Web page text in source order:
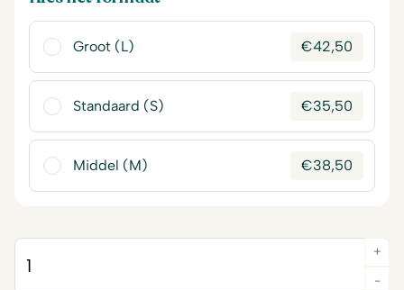
Groot (L) €42,50
Standaard (S) €35,50
Middel (M) €38,50
-
+